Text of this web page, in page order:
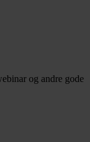
og andre gode